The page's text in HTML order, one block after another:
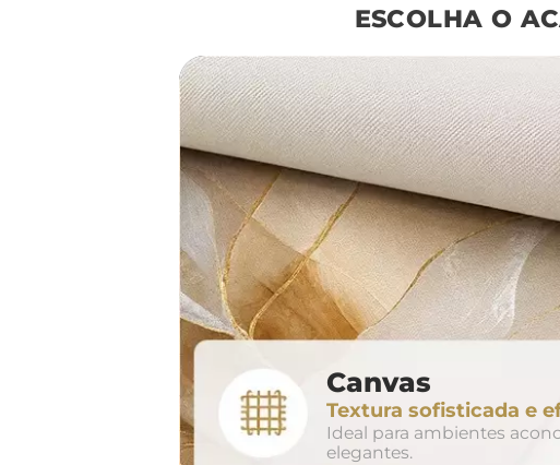
largura aproximada
160cm
280cm
conjunto
avulso
ESCOLHA O
Canvas
Textura sofisticada e
Ideal para ambientes
elegantes.